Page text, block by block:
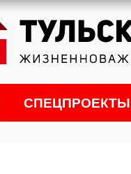
СПЕЦПРОЕКТЫ